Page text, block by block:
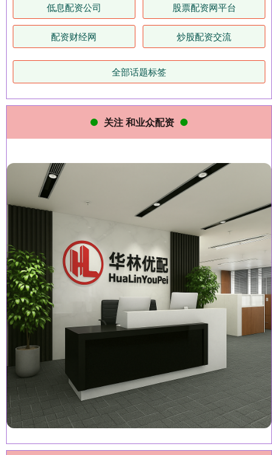
低息配资公司 股票配资网平台
配资财经网 炒股配资交流
全部话题标签
关注 和业众配资